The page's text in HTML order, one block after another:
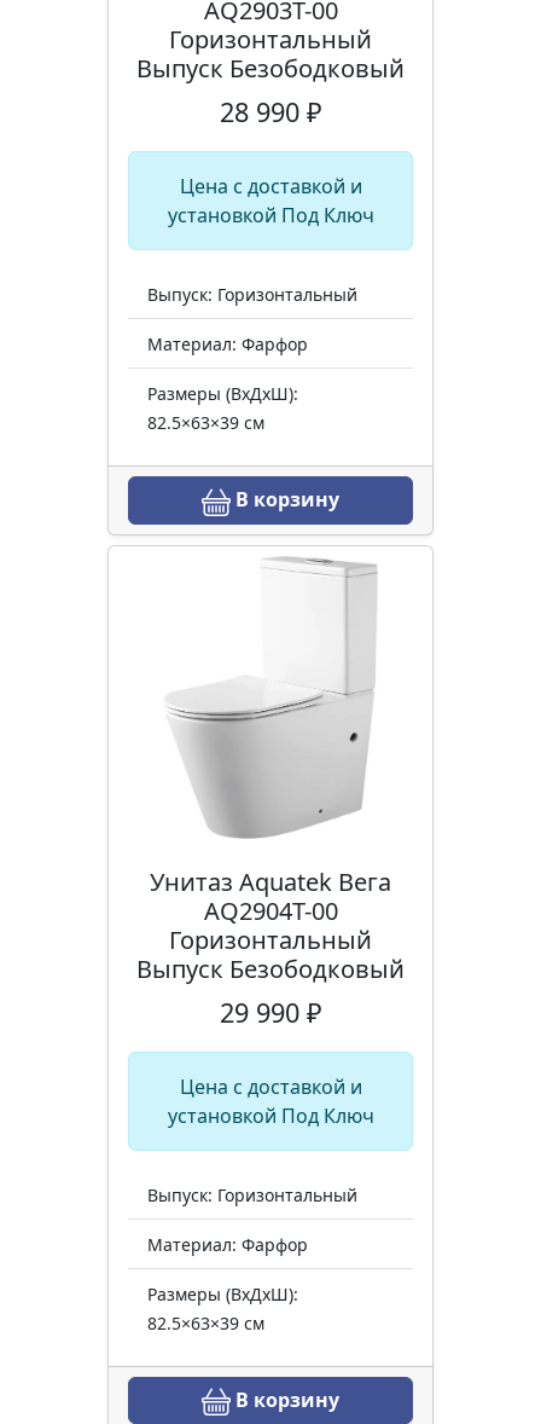
AQ2903T-00
Горизонтальный
Выпуск Безободковый
28 990 ₽
Цена с доставкой и
установкой Под Ключ
Выпуск: Горизонтальный
Материал: Фарфор
Размеры (ВхДхШ):
82.5×63×39 см
В корзину
Унитаз Aquatek Вега
AQ2904T-00
Горизонтальный
Выпуск Безободковый
29 990 ₽
Цена с доставкой и
установкой Под Ключ
Выпуск: Горизонтальный
Материал: Фарфор
Размеры (ВхДхШ):
82.5×63×39 см
В корзину